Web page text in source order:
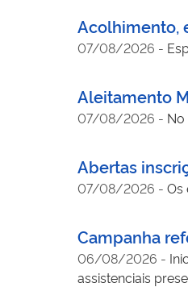
Acolhimento,
07/08/2026 -
Aleitamento
07/08/2026 -
Abertas
07/08/2026 - Os
Campanha
06/08/2026 -
assistenciais